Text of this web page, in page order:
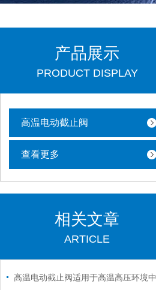
产品展示
PRODUCT DISPLAY
高温电动截止阀
查看更多
相关文章
ARTICLE
高温电动截止阀适用于高温高压环境中